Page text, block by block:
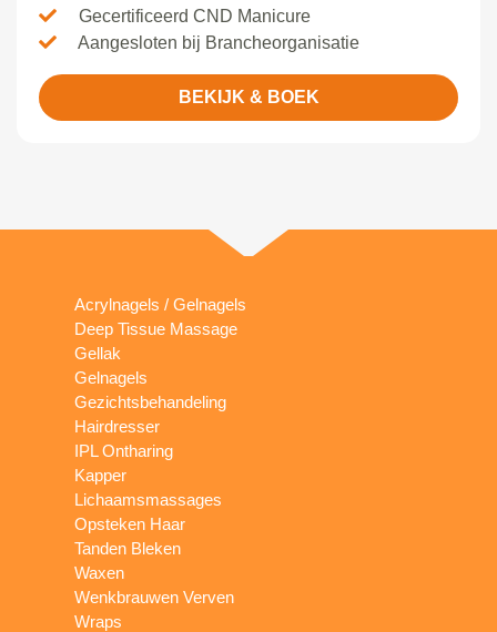
Gecertificeerd CND Manicure
Aangesloten bij Brancheorganisatie
BEKIJK & BOEK
Acrylnagels / Gelnagels
Deep Tissue Massage
Gellak
Gelnagels
Gezichtsbehandeling
Hairdresser
IPL Ontharing
Kapper
Lichaamsmassages
Opsteken Haar
Tanden Bleken
Waxen
Wenkbrauwen Verven
Wraps